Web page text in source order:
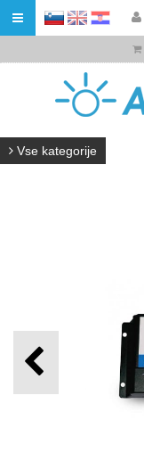
HR
Vse kategorije